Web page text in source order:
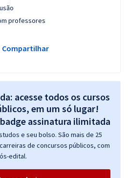
professores
Compartilhar
acesse todos os cursos
em um só lugar!
e seu bolso. São mais de 25
de concursos públicos, com
edital.